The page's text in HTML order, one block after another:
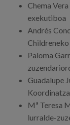
Chema
exekutiboa
Andrés
Childreneko
Paloma
Guadalupe
Mª Teresa
lurralde-